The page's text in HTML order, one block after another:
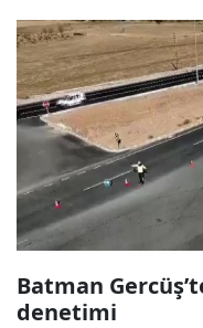
Batman
denetimi